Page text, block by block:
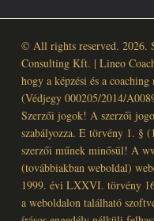
© All rights reserved. 2026.
Consulting Kft. | Lineo
hogy a képzési és a
(Védjegy 000205/2014/
Szerzői jogok! A szerzői
szabályozza. E törvény 1. §
szerzői műnek minősül! A
(továbbiakban weboldal)
1999. évi LXXVI. törvény
a weboldalon található